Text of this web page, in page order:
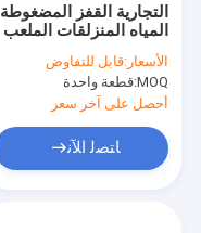
التجارية القفز المضغوطة
المياه المنزلقات الملعب
الخارجي
الأسعار:قابل للتفاوض
MOQ: قطعة واحدة
أحصل على آخر سعر
ﺎﺘﺼﻟ ﺍﻶﻧ